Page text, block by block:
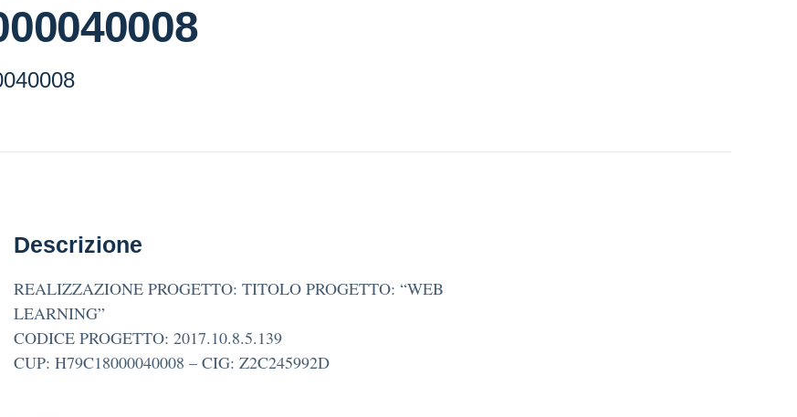
Descrizione
REALIZZAZIONE PROGETTO: TITOLO PROGETTO: “WEB
LEARNING”
CODICE PROGETTO: 2017.10.8.5.139
CUP: H79C18000040008 – CIG: Z2C245992D